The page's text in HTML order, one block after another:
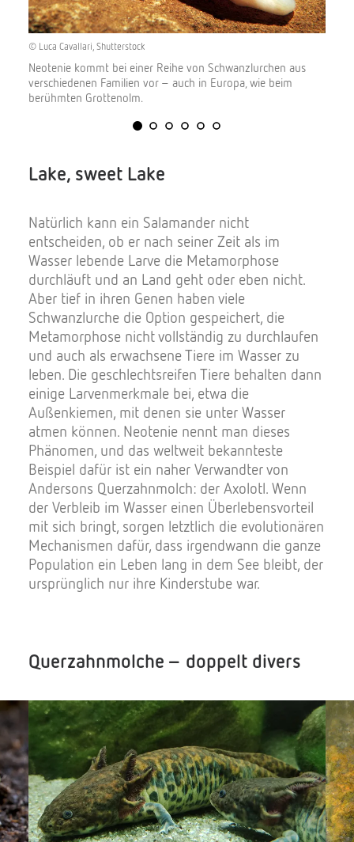
© Luca Cavallari, Shutterstock
Neotenie kommt bei einer Reihe von Schwanzlurchen aus
verschiedenen Familien vor – auch in Europa, wie beim
berühmten Grottenolm.
Lake, sweet Lake
Natürlich kann ein Salamander nicht
entscheiden, ob er nach seiner Zeit als im
Wasser lebende Larve die Metamorphose
durchläuft und an Land geht oder eben nicht.
Aber tief in ihren Genen haben viele
Schwanzlurche die Option gespeichert, die
Metamorphose nicht vollständig zu durchlaufen
und auch als erwachsene Tiere im Wasser zu
leben. Die geschlechtsreifen Tiere behalten dann
einige Larvenmerkmale bei, etwa die
Außenkiemen, mit denen sie unter Wasser
atmen können. Neotenie nennt man dieses
Phänomen, und das weltweit bekannteste
Beispiel dafür ist ein naher Verwandter von
Andersons Querzahnmolch: der Axolotl. Wenn
der Verbleib im Wasser einen Überlebensvorteil
mit sich bringt, sorgen letztlich die evolutionären
Mechanismen dafür, dass irgendwann die ganze
Population ein Leben lang in dem See bleibt, der
ursprünglich nur ihre Kinderstube war.
Querzahnmolche – doppelt divers